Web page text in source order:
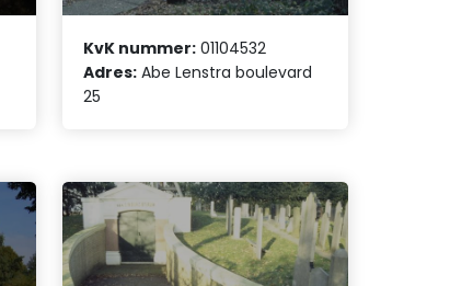
KvK nummer: 01104532
Adres: Abe Lenstra boulevard
25